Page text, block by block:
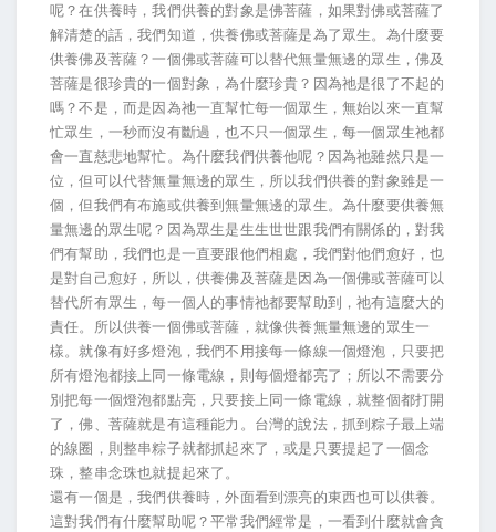
呢？在供養時，我們供養的對象是佛菩薩，如果對佛或菩薩了
解清楚的話，我們知道，供養佛或菩薩是為了眾生。為什麼要
供養佛及菩薩？一個佛或菩薩可以替代無量無邊的眾生，佛及
菩薩是很珍貴的一個對象，為什麼珍貴？因為祂是很了不起的
嗎？不是，而是因為祂一直幫忙每一個眾生，無始以來一直幫
忙眾生，一秒而沒有斷過，也不只一個眾生，每一個眾生祂都
會一直慈悲地幫忙。為什麼我們供養他呢？因為祂雖然只是一
位，但可以代替無量無邊的眾生，所以我們供養的對象雖是一
個，但我們有布施或供養到無量無邊的眾生。為什麼要供養無
量無邊的眾生呢？因為眾生是生生世世跟我們有關係的，對我
們有幫助，我們也是一直要跟他們相處，我們對他們愈好，也
是對自己愈好，所以，供養佛及菩薩是因為一個佛或菩薩可以
替代所有眾生，每一個人的事情祂都要幫助到，祂有這麼大的
責任。所以供養一個佛或菩薩，就像供養無量無邊的眾生一
樣。就像有好多燈泡，我們不用接每一條線一個燈泡，只要把
所有燈泡都接上同一條電線，則每個燈都亮了；所以不需要分
別把每一個燈泡都點亮，只要接上同一條電線，就整個都打開
了，佛、菩薩就是有這種能力。台灣的說法，抓到粽子最上端
的線圈，則整串粽子就都抓起來了，或是只要提起了一個念
珠，整串念珠也就提起來了。
還有一個是，我們供養時，外面看到漂亮的東西也可以供養。
這對我們有什麼幫助呢？平常我們經常是，一看到什麼就會貪